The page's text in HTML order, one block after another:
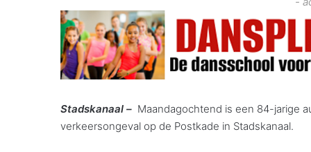
Stadskanaal – Maandagochtend is een 84-jarige
verkeersongeval op de Postkade in Stadskanaal.